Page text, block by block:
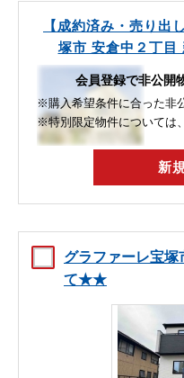
【成約済み・売り出
塚市 安倉中２丁
会員登録で非公開
※購入希望条件に合った非
※特別限定物件については
新
グラファーレ宝塚
て★★